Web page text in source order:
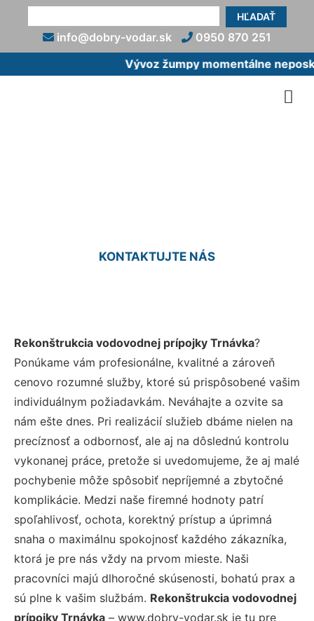
HĽADAŤ
info@dobry-vodar.sk
0950 870 251
Vývoz žumpy momentálne
KONTAKTUJTE NÁS
Rekonštrukcia vodovodnej prípojky Trnávka?
Ponúkame vám profesionálne, kvalitné a zároveň
cenovo rozumné služby, ktoré sú prispôsobené vašim
individuálnym požiadavkám. Neváhajte a ozvite sa
nám ešte dnes. Pri realizácií služieb dbáme nielen na
precíznosť a odbornosť, ale aj na dôslednú kontrolu
vykonanej práce, pretože si uvedomujeme, že aj malé
pochybenie môže spôsobiť nepríjemné a zbytočné
komplikácie. Medzi naše firemné hodnoty patrí
spoľahlivosť, ochota, korektný prístup a úprimná
snaha o maximálnu spokojnosť každého zákazníka,
ktorá je pre nás vždy na prvom mieste. Naši
pracovníci majú dlhoročné skúsenosti, bohatú prax a
sú plne k vašim službám. Rekonštrukcia vodovodnej
prípojky Trnávka – www.dobry-vodar.sk je tu pre